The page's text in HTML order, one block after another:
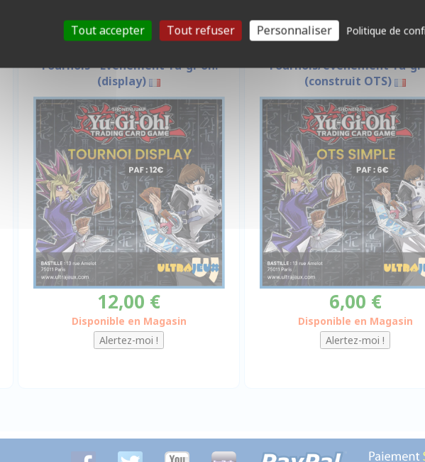
Tournois - Évènement Yu-gi-oh!
(display)
12,00 €
Disponible en Magasin
Tournois/evènement Yu-
(construit OTS)
6,00 €
Disponible en Magasin
Tout accepter Tout refuser Personnaliser Politique de